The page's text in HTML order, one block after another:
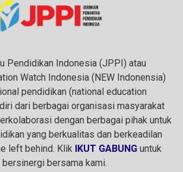
Pendidikan Indonesia (JPPI) atau
Watch Indonesia (NEW Indonensia)
pendidikan (national education
dari berbagai organisasi masyarakat
dengan berbagai pihak untuk
yang berkualitas dan berkeadilan
left behind. Klik IKUT GABUNG untuk
bersama kami.